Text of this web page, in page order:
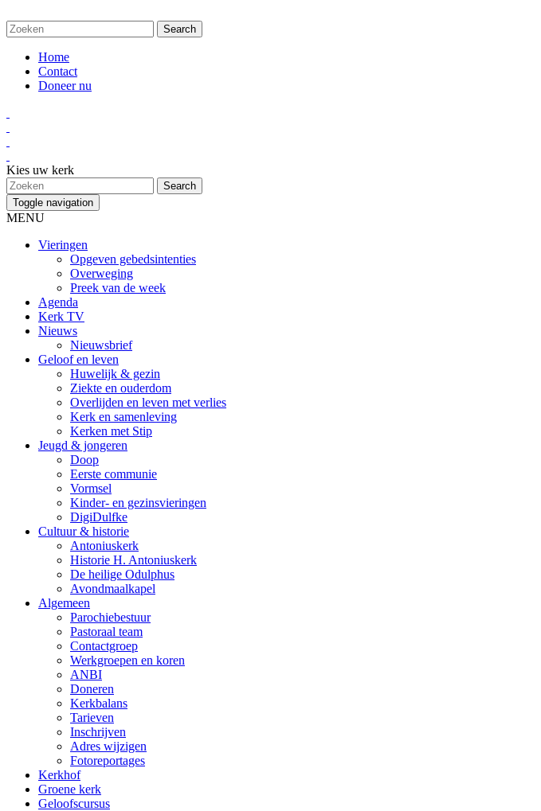
Home
Contact
Doneer nu
Kies uw kerk
Toggle navigation
MENU
Vieringen
Opgeven gebedsintenties
Overweging
Preek van de week
Agenda
Kerk TV
Nieuws
Nieuwsbrief
Geloof en leven
Huwelijk & gezin
Ziekte en ouderdom
Overlijden en leven met verlies
Kerk en samenleving
Kerken met Stip
Jeugd & jongeren
Doop
Eerste communie
Vormsel
Kinder- en gezinsvieringen
DigiDulfke
Cultuur & historie
Antoniuskerk
Historie H. Antoniuskerk
De heilige Odulphus
Avondmaalkapel
Algemeen
Parochiebestuur
Pastoraal team
Contactgroep
Werkgroepen en koren
ANBI
Doneren
Kerkbalans
Tarieven
Inschrijven
Adres wijzigen
Fotoreportages
Kerkhof
Groene kerk
Geloofscursus